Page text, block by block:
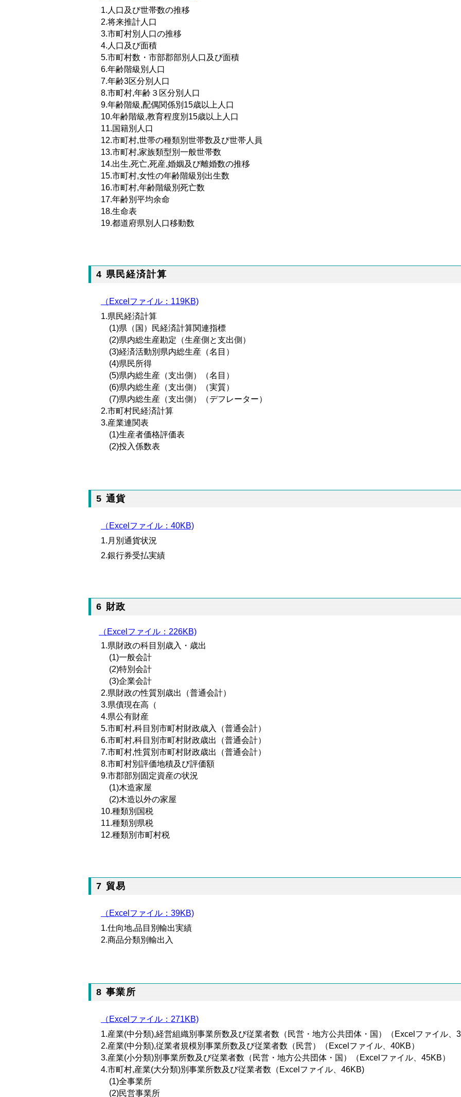
1.人口及び世帯数の推移
2.将来推計人口
3.市町村別人口の推移
4.人口及び面積
5.市町村数・市部郡部別人口及び面積
6.年齢階級別人口
7.年齢3区分別人口
8.市町村,年齢３区分別人口
9.年齢階級,配偶関係別15歳以上人口
10.年齢階級,教育程度別15歳以上人口
11.国籍別人口
12.市町村,世帯の種類別世帯数及び世帯人員
13.市町村,家族類型別一般世帯数
14.出生,死亡,死産,婚姻及び離婚数の推移
15.市町村,女性の年齢階級別出生数
16.市町村,年齢階級別死亡数
17.年齢別平均余命
18.生命表
19.都道府県別人口移動数
4 県民経済計算
（Excelファイル：119KB)
1.県民経済計算
(1)県（国）民経済計算関連指標
(2)県内総生産勘定（生産側と支出側）
(3)経済活動別県内総生産（名目）
(4)県民所得
(5)県内総生産（支出側）（名目）
(6)県内総生産（支出側）（実質）
(7)県内総生産（支出側）（デフレーター）
2.市町村民経済計算
3.産業連関表
(1)生産者価格評価表
(2)投入係数表
5 通貨
（Excelファイル：40KB)
1.月別通貨状況
2.銀行券受払実績
6 財政
（Excelファイル：226KB)
1.県財政の科目別歳入・歳出
(1)一般会計
(2)特別会計
(3)企業会計
2.県財政の性質別歳出（普通会計）
3.県債現在高（
4.県公有財産
5.市町村,科目別市町村財政歳入（普通会計）
6.市町村,科目別市町村財政歳出（普通会計）
7.市町村,性質別市町村財政歳出（普通会計）
8.市町村別評価地積及び評価額
9.市郡部別固定資産の状況
(1)木造家屋
(2)木造以外の家屋
10.種類別国税
11.種類別県税
12.種類別市町村税
7 貿易
（Excelファイル： 39KB)
1.仕向地,品目別輸出実績
2.商品分類別輸出入
8 事業所
（Excelファイル：271KB)
1.産業(中分類),経営組織別事業所数及び従業者数（民営・地方公共団体・国）（Excelファイル、
2.産業(中分類),従業者規模別事業所数及び従業者数（民営）（Excelファイル、40KB）
3.産業(小分類)別事業所数及び従業者数（民営・地方公共団体・国）（Excelファイル、45KB）
4.市町村,産業(大分類)別事業所数及び従業者数（Excelファイル、46KB)
(1)全事業所
(2)民営事業所